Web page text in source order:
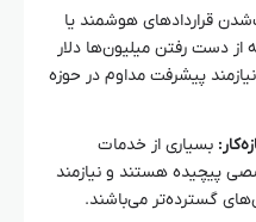
قراردادهای هوشمند یا
از دست رفتن میلیون‌ها دلار
پیشرفت مداوم در حوزه
بسیاری از خدمات
پیچیده هستند و نیازمند
گسترده‌تر می‌باشند.